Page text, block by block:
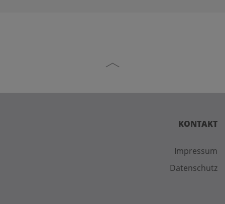
KONTAKT
Impressum
Datenschutz